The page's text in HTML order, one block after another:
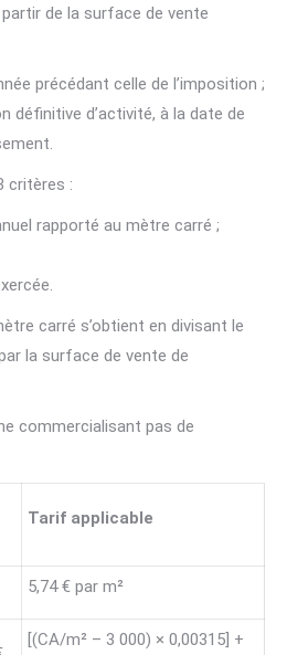
de la surface de vente
précédant celle de l’imposition ;
définitive d’activité, à la date de
critères :
rapporté au mètre carré ;
carré s’obtient en divisant le
la surface de vente de
commercialisant pas de
Tarif applicable
5,74 € par m²
[(CA/m² – 3 000) × 0,00315] +